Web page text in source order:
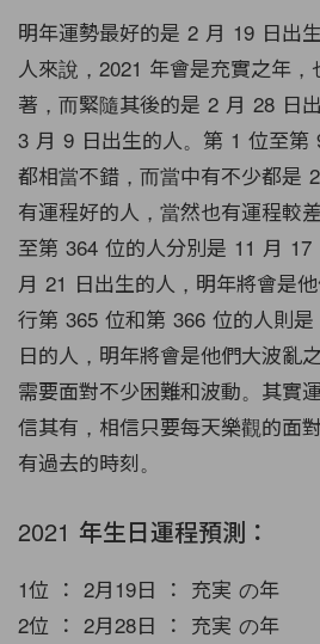
明年運勢最好的是 2 月 19 日出
人來說，2021 年會是充實之年
著，而緊隨其後的是 2 月 28 日
3 月 9 日出生的人。第 1 位至第
都相當不錯，而當中有不少都是
有運程好的人，當然也有運程較
至第 364 位的人分別是 11 月
月 21 日出生的人，明年將會是
行第 365 位和第 366 位的人則
日的人，明年將會是他們大波亂
需要面對不少困難和波動。其實
信其有，相信只要每天樂觀的面
有過去的時刻。
2021 年生日運程預測：
1位 ： 2月19日 ： 充実 の年
2位 ： 2月28日 ： 充実 の年